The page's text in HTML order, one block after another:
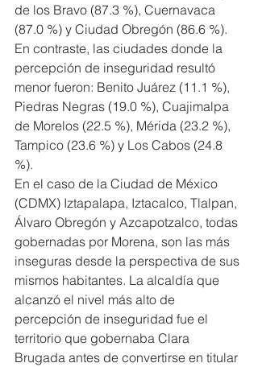
de los Bravo (87.3 %), Cuernavaca
(87.0 %) y Ciudad Obregón (86.6 %).
En contraste, las ciudades donde la
percepción de inseguridad resultó
menor fueron: Benito Juárez (11.1 %),
Piedras Negras (19.0 %), Cuajimalpa
de Morelos (22.5 %), Mérida (23.2 %),
Tampico (23.6 %) y Los Cabos (24.8
%).
En el caso de la Ciudad de México
(CDMX) Iztapalapa, Iztacalco, Tlalpan,
Álvaro Obregón y Azcapotzalco, todas
gobernadas por Morena, son las más
inseguras desde la perspectiva de sus
mismos habitantes. La alcaldía que
alcanzó el nivel más alto de
percepción de inseguridad fue el
territorio que gobernaba Clara
Brugada antes de convertirse en titular